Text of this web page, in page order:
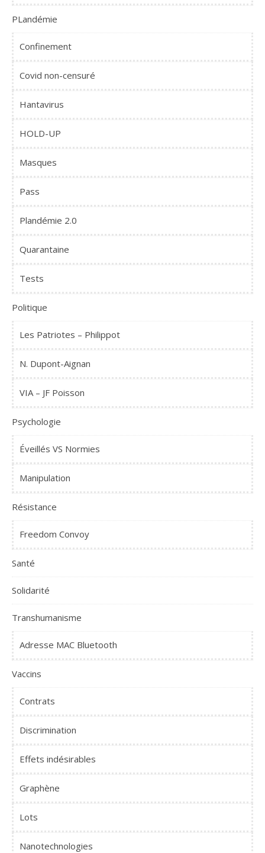
PLandémie
Confinement
Covid non-censuré
Hantavirus
HOLD-UP
Masques
Pass
Plandémie 2.0
Quarantaine
Tests
Politique
Les Patriotes – Philippot
N. Dupont-Aignan
VIA – JF Poisson
Psychologie
Éveillés VS Normies
Manipulation
Résistance
Freedom Convoy
Santé
Solidarité
Transhumanisme
Adresse MAC Bluetooth
Vaccins
Contrats
Discrimination
Effets indésirables
Graphène
Lots
Nanotechnologies